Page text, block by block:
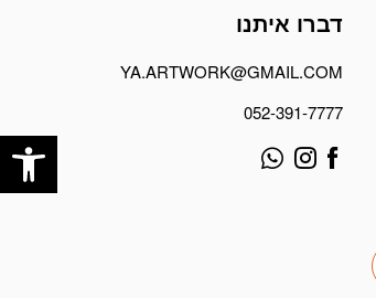
דברו איתנו
YA.ARTWORK@GMAIL.COM
052-391-7777